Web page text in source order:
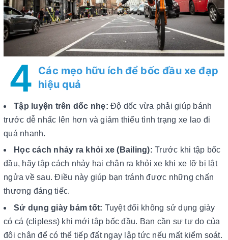
4 Các mẹo hữu ích để bốc đầu xe đạp
hiệu quả
Tập luyện trên dốc nhẹ: Độ dốc vừa phải giúp bánh
trước dễ nhấc lên hơn và giảm thiểu tình trạng xe lao đi
quá nhanh.
Học cách nhảy ra khỏi xe (Bailing): Trước khi tập bốc
đầu, hãy tập cách nhảy hai chân ra khỏi xe khi xe lỡ bị lật
ngửa về sau. Điều này giúp bạn tránh được những chấn
thương đáng tiếc.
Sử dụng giày bám tốt: Tuyệt đối không sử dụng giày
có cá (clipless) khi mới tập bốc đầu. Bạn cần sự tự do của
đôi chân để có thể tiếp đất ngay lập tức nếu mất kiểm soát.